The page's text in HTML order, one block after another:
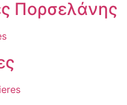
Πορσελάνης